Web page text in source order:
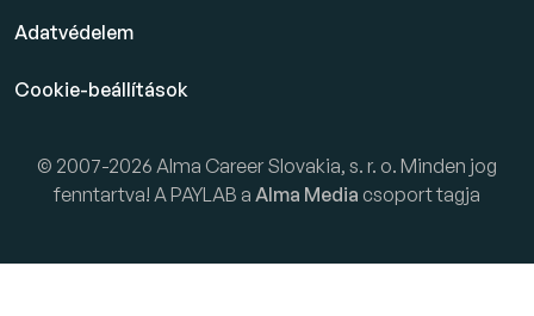
Adatvédelem
Cookie-beállítások
© 2007-2026 Alma Career Slovakia, s. r. o. Minden jog
fenntartva! A PAYLAB a Alma Media csoport tagja